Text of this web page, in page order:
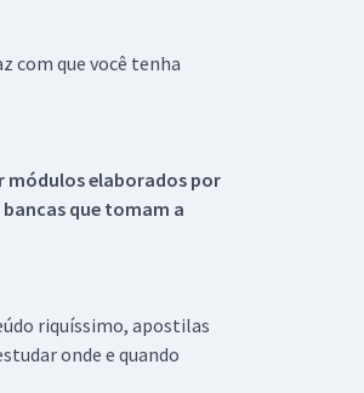
com que você tenha
módulos elaborados por
que tomam a
riquíssimo, apostilas
onde e quando